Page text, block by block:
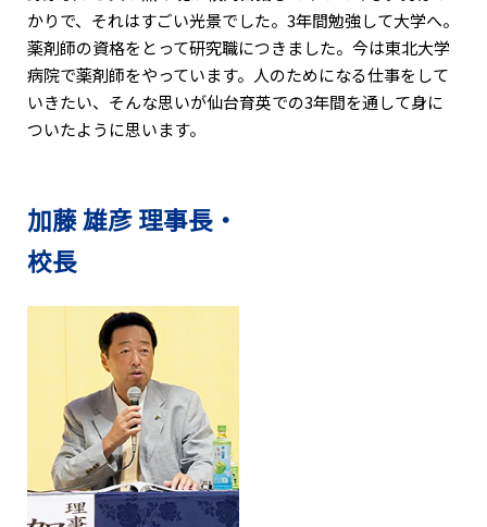
かりで、それはすごい光景でした。3年間勉強して大学へ。
薬剤師の資格をとって研究職につきました。今は東北大学
病院で薬剤師をやっています。人のためになる仕事をして
いきたい、そんな思いが仙台育英での3年間を通して身に
ついたように思います。
加藤 雄彦 理事長・
校長